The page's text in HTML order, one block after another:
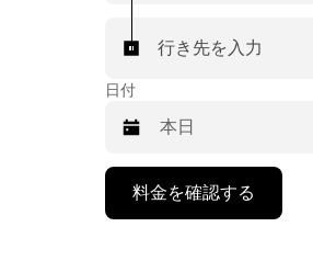
行き先を入力
日付
料金を確認する